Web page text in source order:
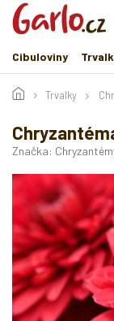
Přejít
obsah
Cibuloviny
Trvalky
Značka: